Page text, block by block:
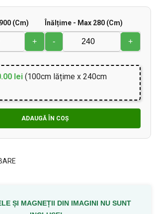
(cm)
+
Înălțime - Max 280 (cm)
- +
lei (100cm lățime x 240cm
ADAUGĂ ÎN COȘ
ȘI MAGNEȚII DIN IMAGINI NU SUNT